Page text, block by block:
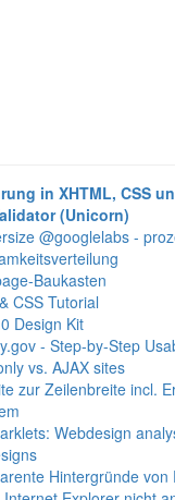
in XHTML, CSS
(Unicorn)
@googlelabs -
Baukasten
CSS Tutorial
Design Kit
- Step-by-Step
vs. AJAX sites
zur Zeilenbreite incl.
Webdesign
Hintergründe von